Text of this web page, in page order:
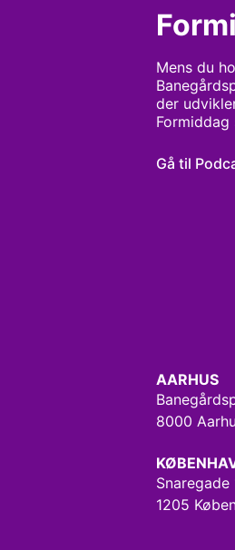
Mens du
der
Gå til
AARHUS
8000
Snaregade
1205